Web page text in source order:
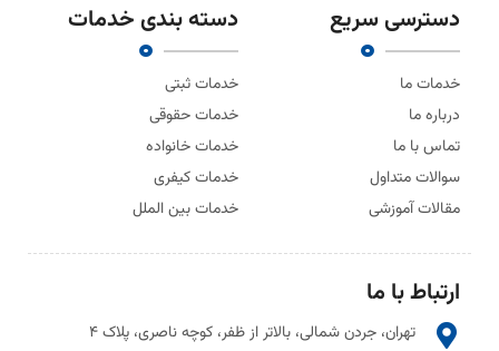
دسترسی سریع
خدمات ما
درباره ما
تماس با ما
سوالات متداول
مقالات آموزشی
دسته بندی خدمات
خدمات ثبتی
خدمات حقوقی
خدمات خانواده
خدمات کیفری
خدمات بین الملل
ارتباط با ما
تهران، جردن شمالی، بالاتر از ظفر، کوچه ناصری، پلاک ۴